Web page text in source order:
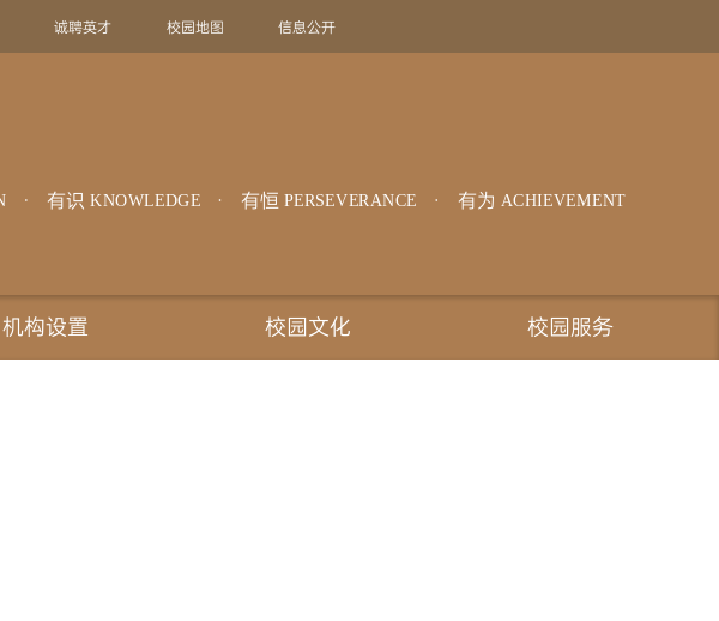
诚聘英才 校园地图 信息公开
有识 KNOWLEDGE 有恒 PERSEVERANCE 有为 ACHIEVEMENT
机构设置 校园文化 校园服务